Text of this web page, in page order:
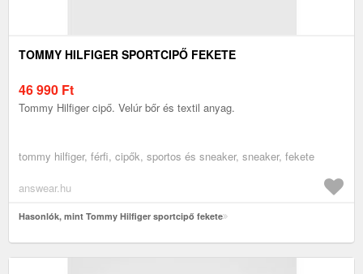
TOMMY HILFIGER SPORTCIPŐ FEKETE
46 990 Ft
Tommy Hilfiger cipő. Velúr bőr és textil anyag.
tommy hilfiger, férfi, cipők, sportos és sneaker, sneaker, fekete
answear.hu
Hasonlók, mint Tommy Hilfiger sportcipő fekete